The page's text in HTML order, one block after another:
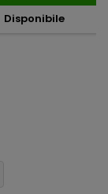
Disponibile